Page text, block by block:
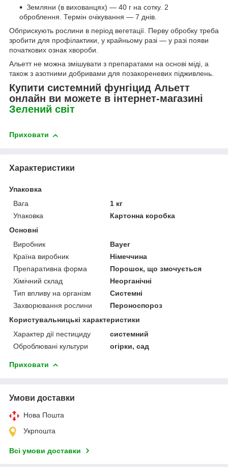
Земляни (в вихованцях) — 40 г на сотку. 2
оброблення. Термін очікування — 7 днів.
Обприскують рослини в період вегетації. Перву обробку треба
зробити для профілактики, у крайньому разі — у разі появи
початкових ознак хвороби.
Альетт не можна змішувати з препаратами на основі міді, а
також з азотними добривами для позакореневих підживлень.
Купити системний фунгіцид Альетт
онлайн ви можете в інтернет-магазині
Зелений світ
Приховати
Характеристики
Упаковка
Вага
1 кг
Упаковка
Картонна коробка
Основні
Виробник
Bayer
Країна виробник
Німеччина
Препаративна форма
Порошок, що змочується
Хімічний склад
Неорганічні
Тип впливу на організм
Системні
Захворювання рослини
Пероноспороз
Користувальницькі характеристики
Характер дії пестициду
системний
Оброблювані культури
огірки, сад
Приховати
Умови доставки
Нова Пошта
Укрпошта
Всі умови доставки